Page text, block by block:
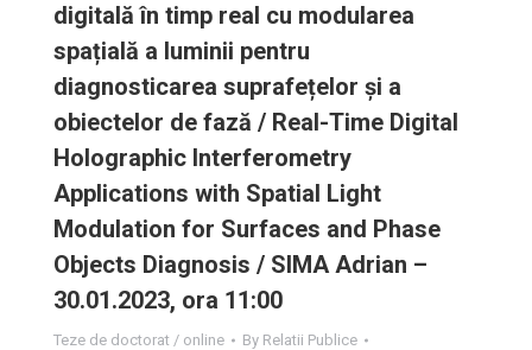
digitală în timp real cu modularea
spațială a luminii pentru
diagnosticarea suprafețelor și a
obiectelor de fază / Real-Time Digital
Holographic Interferometry
Applications with Spatial Light
Modulation for Surfaces and Phase
Objects Diagnosis / SIMA Adrian –
30.01.2023, ora 11:00
Teze de doctorat / online By Relatii Publice